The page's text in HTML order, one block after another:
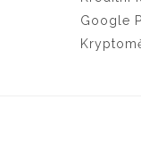
Google